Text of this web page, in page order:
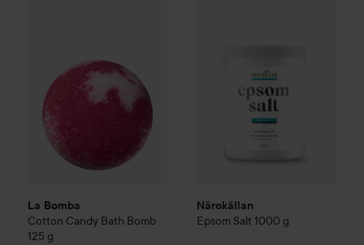
La Bomba
Cotton Candy Bath Bomb
125 g
Närokällan
Epsom Salt 1000 g